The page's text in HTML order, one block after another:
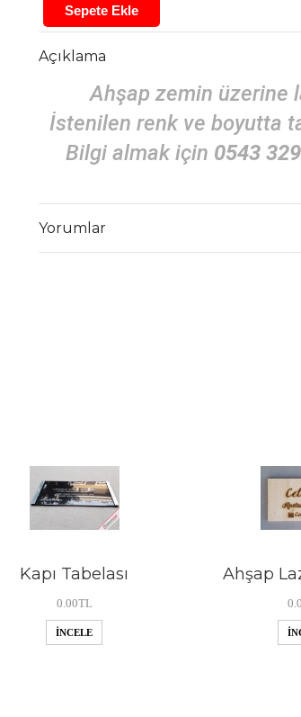
Sepete Ekle
Açıklama
Ahşap zemin üzerine
İstenilen renk ve boyutta
Bilgi almak için 0543
Yorumlar
Kapı Tabelası
0.00TL
İNCELE
Ahşap